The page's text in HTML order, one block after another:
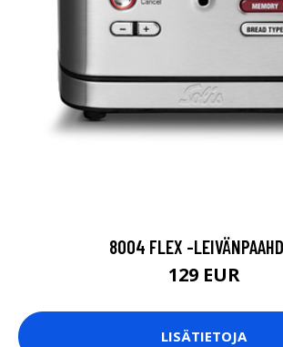
8004 FLEX -
129 EUR
LISÄTIETOJA